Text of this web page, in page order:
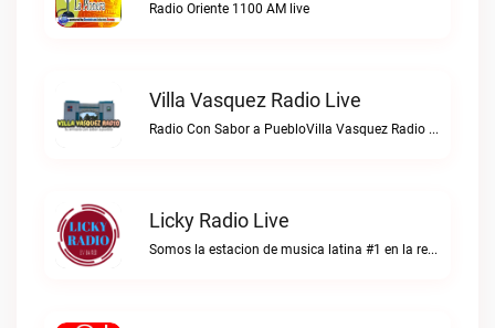
Radio Oriente 1100 AM live
Villa Vasquez Radio Live
Radio Con Sabor a PuebloVilla Vasquez Radio live
Licky Radio Live
Somos la estacion de musica latina #1 en la red.Licky Radio live